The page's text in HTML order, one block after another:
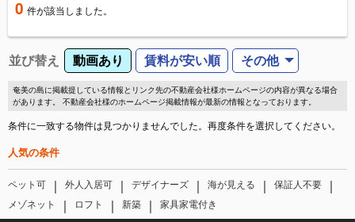
0 件が該当しました。
並び替え 動画あり 賃料が安い順 その他
奄美の島に掲載提している情報とリンク先の不動産会社様ホームページの内容が異なる場合
があります。 不動産会社様のホームページ掲載情報が最新の情報となっております。
条件に一致する物件は見つかりませんでした。再度条件を選択してください。
人気の条件
ペット可 ｜ 外人入居可 ｜ デザイナーズ ｜ 海が見える ｜ 保証人不要 ｜
メゾネット ｜ ロフト ｜ 新築 ｜ 家具家電付き